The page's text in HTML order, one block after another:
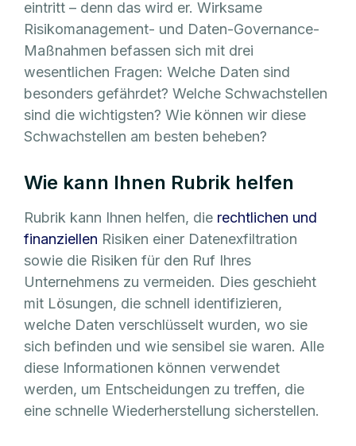
eintritt – denn das wird er. Wirksame
Risikomanagement- und Daten-Governance-
Maßnahmen befassen sich mit drei
wesentlichen Fragen: Welche Daten sind
besonders gefährdet? Welche Schwachstellen
sind die wichtigsten? Wie können wir diese
Schwachstellen am besten beheben?
Wie kann Ihnen Rubrik helfen
Rubrik kann Ihnen helfen, die rechtlichen und
finanziellen Risiken einer Datenexfiltration
sowie die Risiken für den Ruf Ihres
Unternehmens zu vermeiden. Dies geschieht
mit Lösungen, die schnell identifizieren,
welche Daten verschlüsselt wurden, wo sie
sich befinden und wie sensibel sie waren. Alle
diese Informationen können verwendet
werden, um Entscheidungen zu treffen, die
eine schnelle Wiederherstellung sicherstellen.